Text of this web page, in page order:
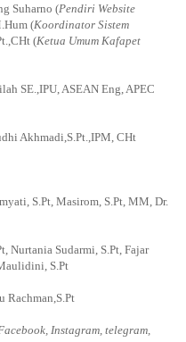
Suharno (Pendiri Website
(Koordinator Sistem
(Ketua Umum Kafapet
SE.,IPU, ASEAN Eng, APEC
Akhmadi,S.Pt.,IPM, CHt
S.Pt, Masirom, S.Pt, MM, Dr.
Nurtania Sudarmi, S.Pt, Fajar
S.Pt
Rachman,S.Pt
Instagram, telegram,